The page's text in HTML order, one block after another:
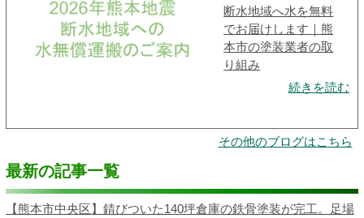
断水地域へ水を無料
でお届けします｜熊
本市の塗装業者の取
り組み
続きを読む
その他のブログはこちら
最新の記事一覧
【熊本市中央区】錆びついた140坪倉庫の鉄骨塗装が完工。足場